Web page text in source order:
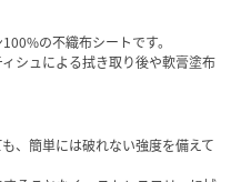
の不織布シートです。
シュによる拭き取り後や軟膏塗布
、簡単には破れない強度を備えて